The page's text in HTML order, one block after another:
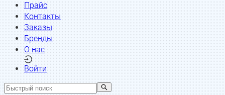
Прайс
Контакты
Заказы
Бренды
О нас
Войти